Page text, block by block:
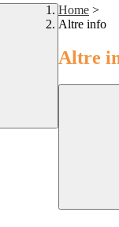
Home >
Altre info
Altre